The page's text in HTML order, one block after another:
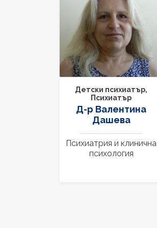
Детски психиатър,
Психиатър
Д-р Валентина
Дашева
Психиатрия и клинична
психология